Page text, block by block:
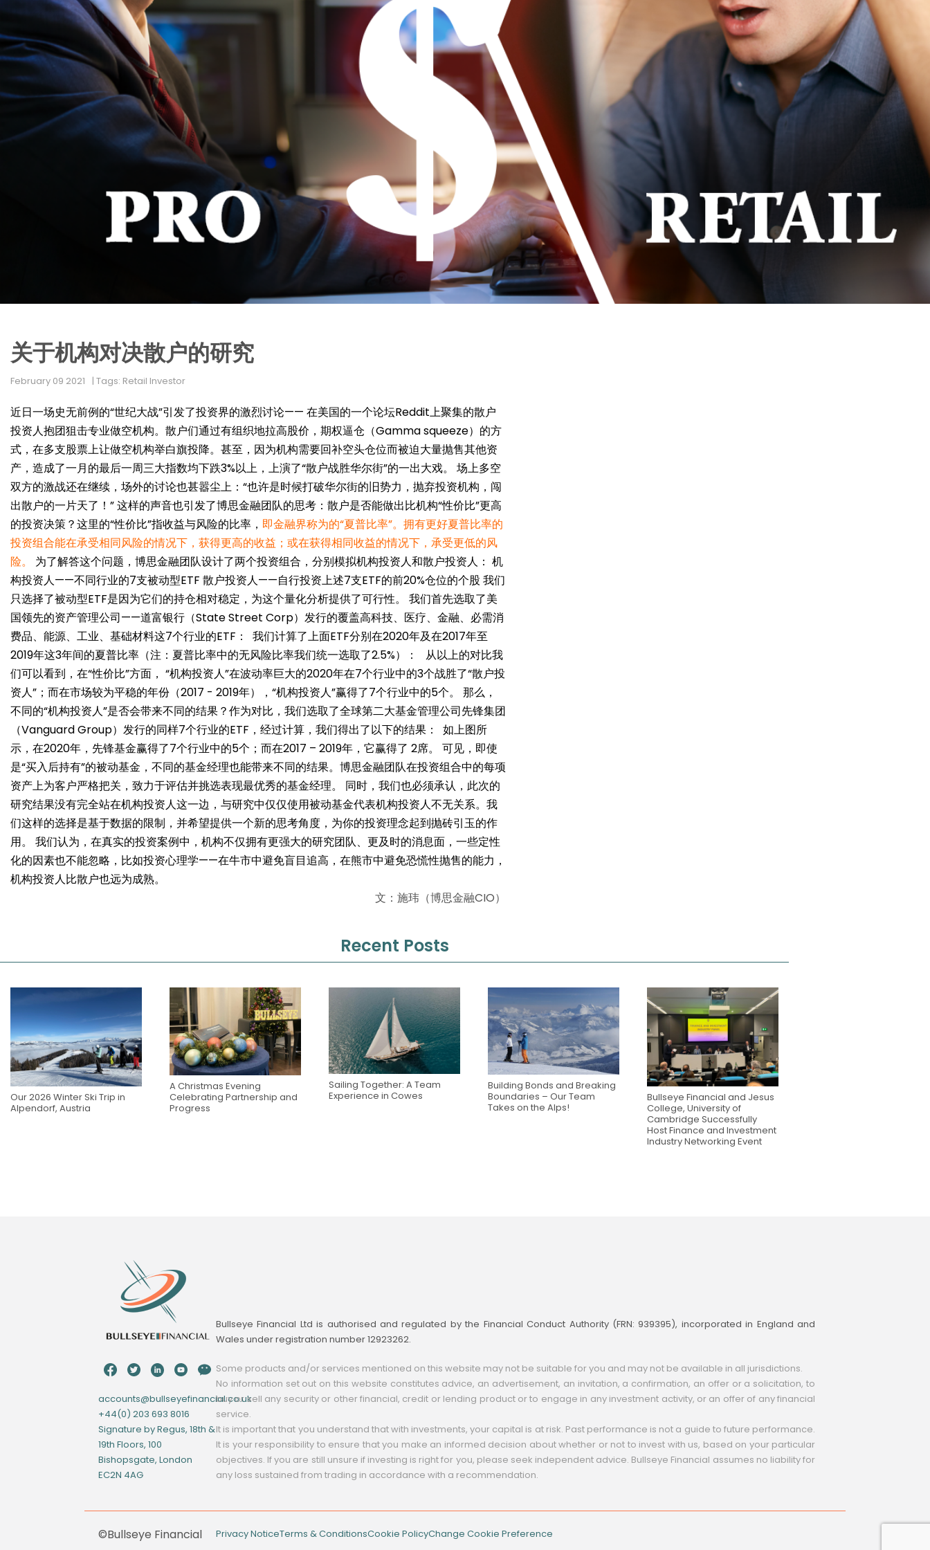
关于机构对决散户的研究
February 09 2021 | Tags: Retail Investor
近日一场史无前例的“世纪大战”引发了投资界的激烈讨论—— 在美国的一个论坛Reddit上聚集的散户
投资人抱团狙击专业做空机构。散户们通过有组织地拉高股价，期权逼仓（Gamma squeeze）的方
式，在多支股票上让做空机构举白旗投降。甚至，因为机构需要回补空头仓位而被迫大量抛售其他资
产，造成了一月的最后一周三大指数均下跌3%以上，上演了“散户战胜华尔街”的一出大戏。 场上多空
双方的激战还在继续，场外的讨论也甚嚣尘上：“也许是时候打破华尔街的旧势力，抛弃投资机构，闯
出散户的一片天了！” 这样的声音也引发了博思金融团队的思考：散户是否能做出比机构“性价比”更高
的投资决策？这里的“性价比”指收益与风险的比率， 即金融界称为的“夏普比率”。拥有更好夏普比率的
投资组合能在承受相同风险的情况下，获得更高的收益；或在获得相同收益的情况下，承受更低的风
险。
为了解答这个问题，博思金融团队设计了两个投资组合，分别模拟机构投资人和散户投资人： 机
构投资人——不同行业的7支被动型ETF 散户投资人——自行投资上述7支ETF的前20%仓位的个股 我们
只选择了被动型ETF是因为它们的持仓相对稳定，为这个量化分析提供了可行性。 我们首先选取了美
国领先的资产管理公司——道富银行（State Street Corp）发行的覆盖高科技、医疗、金融、必需消
费品、能源、工业、基础材料这7个行业的ETF：
我们计算了上面ETF分别在2020年及在2017年至
2019年这3年间的夏普比率（注：夏普比率中的无风险比率我们统一选取了2.5%）：
从以上的对比我
们可以看到，在“性价比”方面， “机构投资人”在波动率巨大的2020年在7个行业中的3个战胜了“散户投
资人”；而在市场较为平稳的年份（2017 - 2019年），“机构投资人”赢得了7个行业中的5个。 那么，
不同的“机构投资人”是否会带来不同的结果？作为对比，我们选取了全球第二大基金管理公司先锋集团
（Vanguard Group）发行的同样7个行业的ETF，经过计算，我们得出了以下的结果：
如上图所
示，在2020年，先锋基金赢得了7个行业中的5个；而在2017 – 2019年，它赢得了 2席。 可见，即使
是“买入后持有”的被动基金，不同的基金经理也能带来不同的结果。博思金融团队在投资组合中的每项
资产上为客户严格把关，致力于评估并挑选表现最优秀的基金经理。 同时，我们也必须承认，此次的
研究结果没有完全站在机构投资人这一边，与研究中仅仅使用被动基金代表机构投资人不无关系。我
们这样的选择是基于数据的限制，并希望提供一个新的思考角度，为你的投资理念起到抛砖引玉的作
用。 我们认为，在真实的投资案例中，机构不仅拥有更强大的研究团队、更及时的消息面，一些定性
化的因素也不能忽略，比如投资心理学——在牛市中避免盲目追高，在熊市中避免恐慌性抛售的能力，
机构投资人比散户也远为成熟。
文：施玮（博思金融CIO）
Recent Posts
Our 2026 Winter Ski Trip in
Alpendorf, Austria
A Christmas Evening
Celebrating Partnership and
Progress
Sailing Together: A Team
Experience in Cowes
Building Bonds and Breaking
Boundaries – Our Team
Takes on the Alps!
Bullseye Financial and Jesus
College, University of
Cambridge Successfully
Host Finance and Investment
Industry Networking Event
accounts@bullseyefinancial.co.uk
+44(0) 203 693 8016
Signature by Regus, 18th &
19th Floors, 100
Bishopsgate, London
EC2N 4AG
Bullseye Financial Ltd is authorised and regulated by the Financial Conduct Authority (FRN: 939395), incorporated in England and
Wales under registration number 12923262.
Some products and/or services mentioned on this website may not be suitable for you and may not be available in all jurisdictions.
No information set out on this website constitutes advice, an advertisement, an invitation, a confirmation, an offer or a solicitation, to
buy or sell any security or other financial, credit or lending product or to engage in any investment activity, or an offer of any financial
service.
It is important that you understand that with investments, your capital is at risk. Past performance is not a guide to future performance.
It is your responsibility to ensure that you make an informed decision about whether or not to invest with us, based on your particular
objectives. If you are still unsure if investing is right for you, please seek independent advice. Bullseye Financial assumes no liability for
any loss sustained from trading in accordance with a recommendation.
©Bullseye Financial Privacy NoticeTerms & ConditionsCookie PolicyChange Cookie Preference